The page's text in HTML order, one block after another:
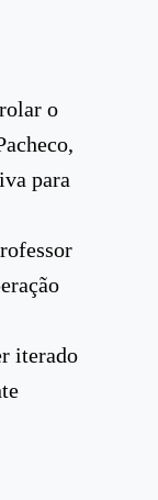
o
para
iterado